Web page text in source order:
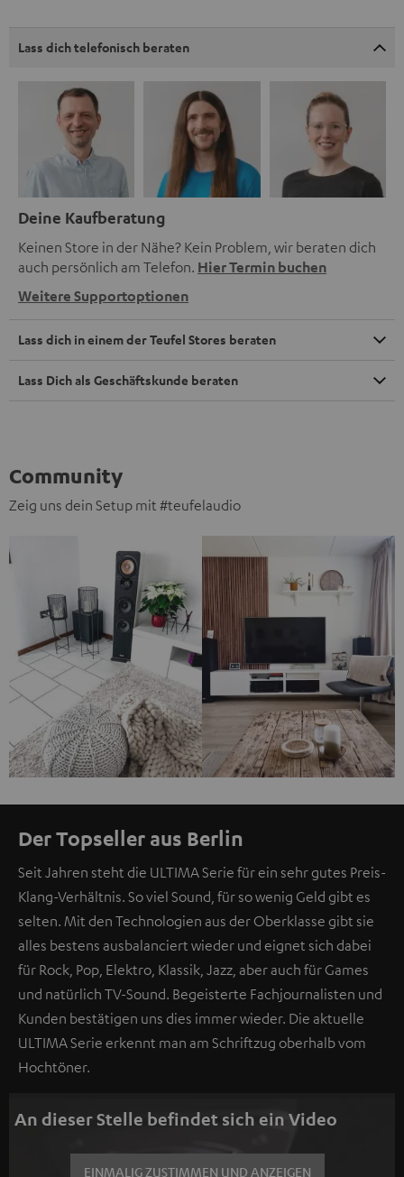
Lass dich telefonisch beraten
Deine Kaufberatung
Keinen Store in der Nähe? Kein Problem, wir beraten dich
auch persönlich am Telefon. Hier Termin buchen
Weitere Supportoptionen
Lass dich in einem der Teufel Stores beraten
Lass Dich als Geschäftskunde beraten
Community
Zeig uns dein Setup mit #teufelaudio
Der Topseller aus Berlin
Seit Jahren steht die ULTIMA Serie für ein sehr gutes Preis-
Klang-Verhältnis. So viel Sound, für so wenig Geld gibt es
selten. Mit den Technologien aus der Oberklasse gibt sie
alles bestens ausbalanciert wieder und eignet sich dabei
für Rock, Pop, Elektro, Klassik, Jazz, aber auch für Games
und natürlich TV-Sound. Begeisterte Fachjournalisten und
Kunden bestätigen uns dies immer wieder. Die aktuelle
ULTIMA Serie erkennt man am Schriftzug oberhalb vom
Hochtöner.
An dieser Stelle befindet sich ein Video
EINMALIG ZUSTIMMEN UND ANZEIGEN